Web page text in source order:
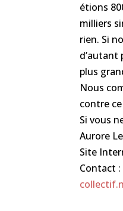
étions
milliers
rien. Si
d’autant
plus
Nous
contre
Si vous
Aurore
Site
Contact